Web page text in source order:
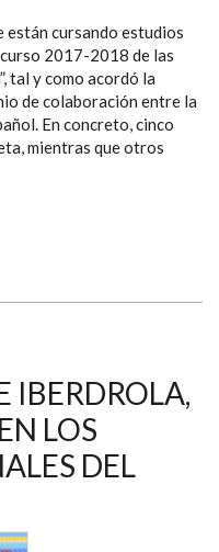
están cursando estudios
2017-2018 de las
tal y como acordó la
de colaboración entre la
En concreto, cinco
mientras que otros
IBERDROLA,
LOS
DEL